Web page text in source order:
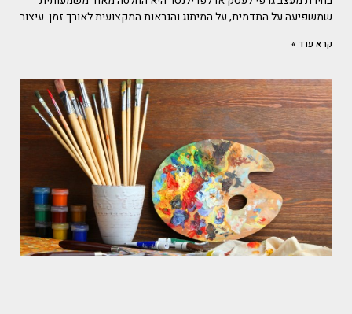
שמשפיעה על התדמית, על המיתוג והנראות המקצועית לאורך זמן. עיצוב
קרא עוד »